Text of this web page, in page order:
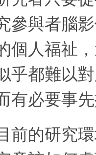
參與者腦
個人福祉
乎都難以
有必要事
的研究環